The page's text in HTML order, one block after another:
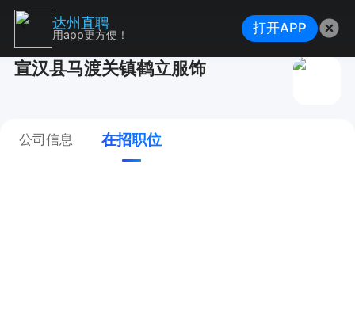
宣汉县马渡关镇鹤立服饰
公司信息 在招职位
达州直聘
用app更方便！ 打开APP